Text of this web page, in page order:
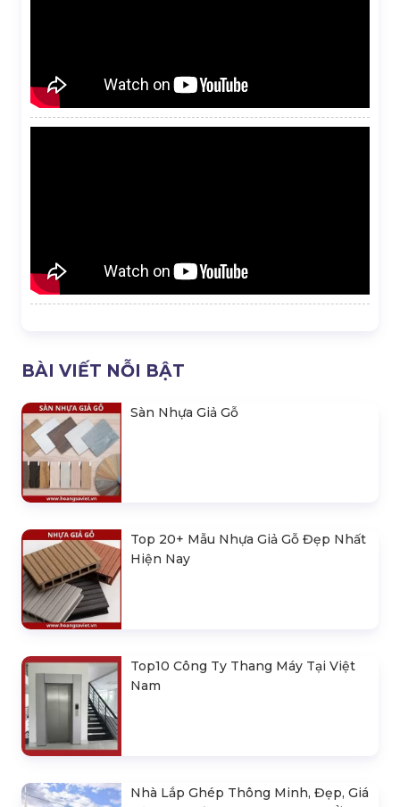
BÀI VIẾT NỖI BẬT
Sàn Nhựa Giả Gỗ
Top 20+ Mẫu Nhựa Giả Gỗ Đẹp Nhất
Hiện Nay
Top10 Công Ty Thang Máy Tại Việt
Nam
Nhà Lắp Ghép Thông Minh, Đẹp, Giá